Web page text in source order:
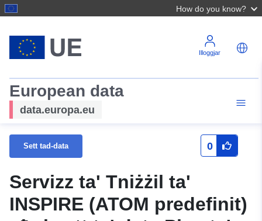
How do you know?
Illoggjar
European data
data.europa.eu
Sett tad-data 0
Servizz ta' Tniżżil ta'
INSPIRE (ATOM predefinit)